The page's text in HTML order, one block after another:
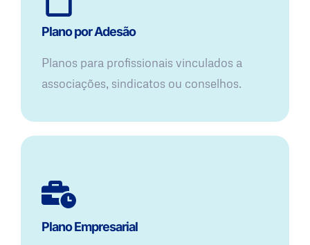
Plano por Adesão
Planos para profissionais vinculados a
associações, sindicatos ou conselhos.
Plano Empresarial